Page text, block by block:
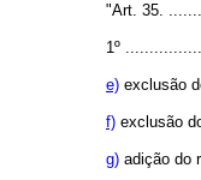
"Art. 35.
1º
e) exclusão
f) exclusão
g) adição do